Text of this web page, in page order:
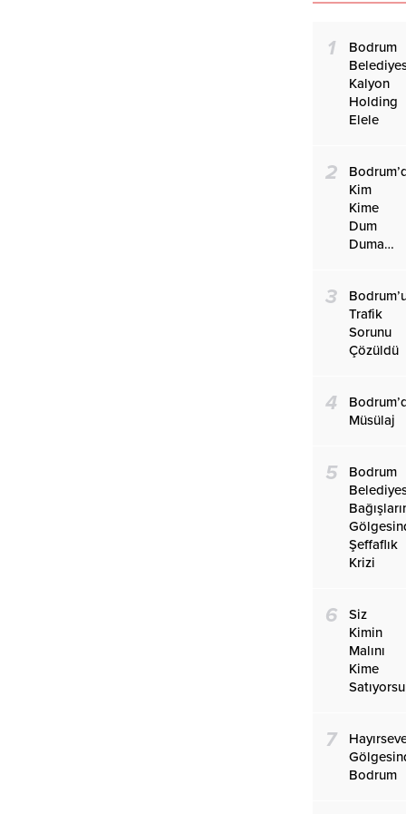
1
Bodrum
Kalyon
Holding
Elele
2
Kim
Kime
Dum
Duma…
3
Trafik
Sorunu
Çözüldü
4
Müsülaj
5
Bodrum
Şeffaflık
Krizi
6
Siz
Kimin
Malını
Kime
7
Bodrum